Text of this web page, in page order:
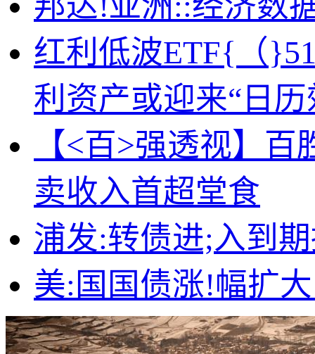
红利低波ETF{（
利资产或迎来“日
【<百>强透视】
卖收入首超堂食
浦发:转债进;入到
美:国国债涨!幅扩